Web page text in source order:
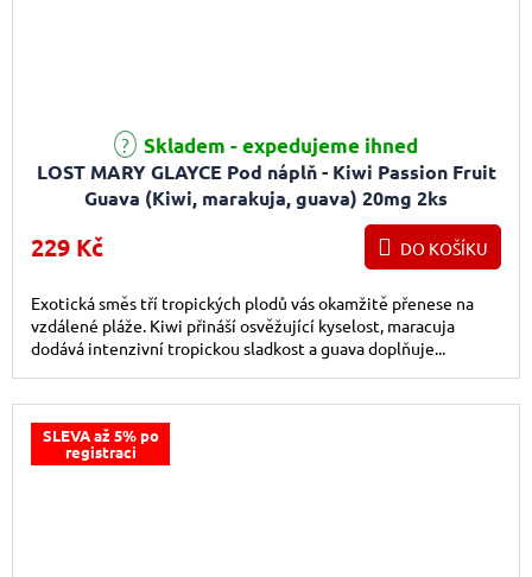
LOST MARY GLAYCE Pod náplň - Kiwi Passion Fruit
Guava (Kiwi, marakuja, guava) 20mg 2ks
Skladem - expedujeme ihned
229 Kč DO KOŠÍKU
Exotická směs tří tropických plodů vás okamžitě přenese na
vzdálené pláže. Kiwi přináší osvěžující kyselost, maracuja
dodává intenzivní tropickou sladkost a guava doplňuje...
SLEVA až 5% po
registraci